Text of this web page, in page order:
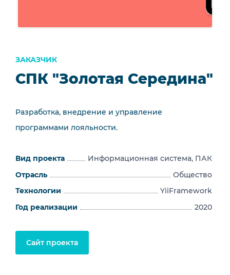
СПК "Золотая Середина"
ЗАКАЗЧИК
Разработка, внедрение и управление
программами лояльности.
Вид проекта
Информационная система, ПАК
Отрасль
Общество
Технологии
YiiFramework
Год реализации
2020
Сайт проекта